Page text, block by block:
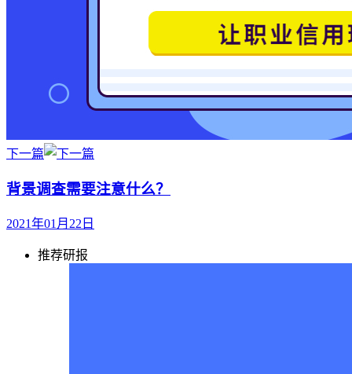
下一篇
背景调查需要注意什么？
2021年01月22日
推荐研报